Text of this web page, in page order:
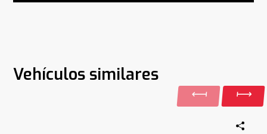
Vehículos similares